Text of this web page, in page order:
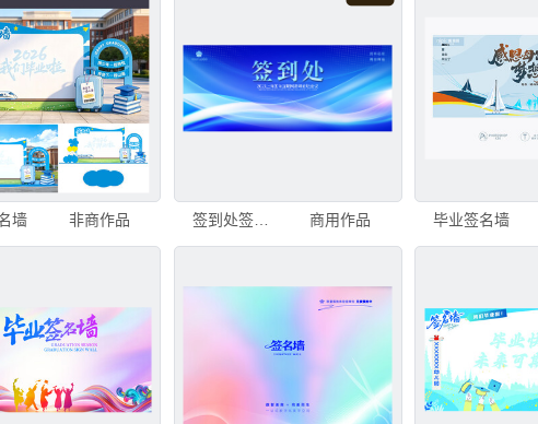
墙 非商作品 签到处签名板嘉宾签到背景墙签到 商用作品 毕业签名墙